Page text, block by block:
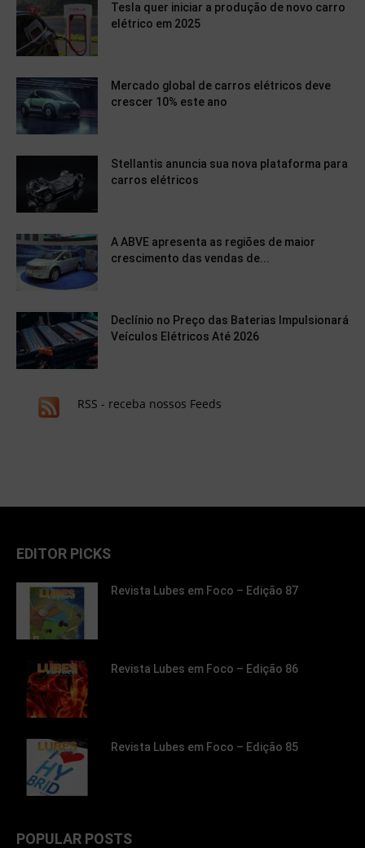
Tesla quer iniciar a produção de novo carro
elétrico em 2025
Mercado global de carros elétricos deve
crescer 10% este ano
Stellantis anuncia sua nova plataforma para
carros elétricos
A ABVE apresenta as regiões de maior
crescimento das vendas de...
Declínio no Preço das Baterias Impulsionará
Veículos Elétricos Até 2026
RSS - receba nossos Feeds
EDITOR PICKS
Revista Lubes em Foco – Edição 87
Revista Lubes em Foco – Edição 86
Revista Lubes em Foco – Edição 85
POPULAR POSTS